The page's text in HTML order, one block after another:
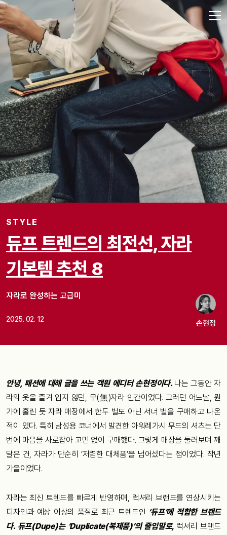
STYLE
듀프 트렌드의 최전선, 자라
기본템 추천 8
자라로 완성하는 고급미
2025. 02. 12 손현정
안녕, 패션에 대해 글을 쓰는 객원 에디터 손현정이다. 나는 그동안 자
라의 옷을 즐겨 입지 않던, 무(無)자라 인간이었다. 그러던 어느날, 뭔
가에 홀린 듯 자라 매장에서 한두 벌도 아닌 서너 벌을 구매하고 나온
적이 있다. 특히 남성용 코너에서 발견한 아워레가시 무드의 셔츠는 단
번에 마음을 사로잡아 고민 없이 구매했다. 그렇게 매장을 둘러보며 깨
달은 건, 자라가 단순히 ‘저렴한 대체품’을 넘어섰다는 점이었다. 작년
가을이었다.
자라는 최신 트렌드를 빠르게 반영하며, 럭셔리 브랜드를 연상시키는
디자인과 예상 이상의 품질로 최근 트렌드인 ‘듀프’에 적합한 브랜드
다. 듀프(Dupe)는 ‘Duplicate(복제품)’의 줄임말로, 럭셔리 브랜드